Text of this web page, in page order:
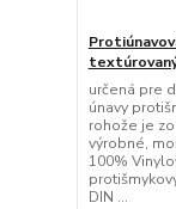
určená pre
únavy
rohože je
výrobné,
100%
DIN ...